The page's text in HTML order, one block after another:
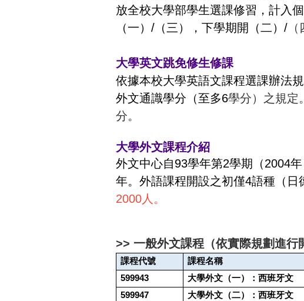
放全校大學部學生選課修習，計入
（一）/（三），下學期開（二）/
大學英文跳免修生修課
依據本校大學英語文課程選課辦法
外文通識學分（至多6學分）之規定
分。
大學外文課程介紹
外文中心自93學年第2學期（2004
年。外語課程開設之初僅4語種（日
2000人。
>> 一般外文課程（依實際規劃進行
課程代號 課程名稱
599943
大學外文（一）：西班牙文
599947
大學外文（二）：西班牙文